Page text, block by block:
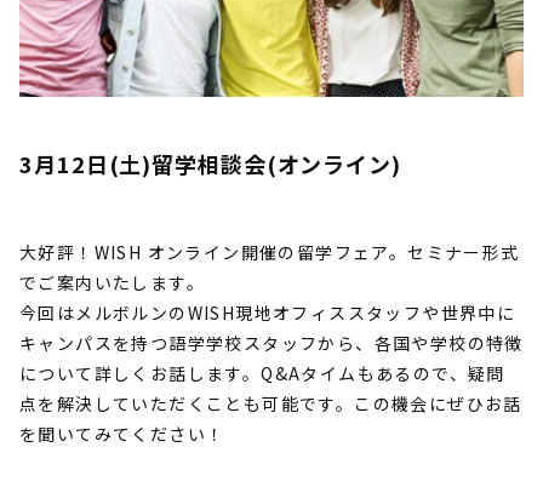
3月12日(土)留学相談会(オンライン)
大好評！WISH オンライン開催の留学フェア。セミナー形式
でご案内いたします。
今回はメルボルンのWISH現地オフィススタッフや世界中に
キャンパスを持つ語学学校スタッフから、各国や学校の特徴
について詳しくお話します。Q&Aタイムもあるので、疑問
点を解決していただくことも可能です。この機会にぜひお話
を聞いてみてください！